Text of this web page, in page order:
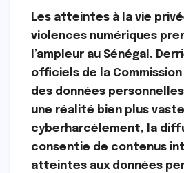
Les atteintes à la vie
violences numériques
l’ampleur au Sénégal.
officiels de la
des données
une réalité bien plus
cyberharcèlement, la
consentie de contenus
atteintes aux données